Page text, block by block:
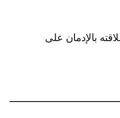
بالإدمان على